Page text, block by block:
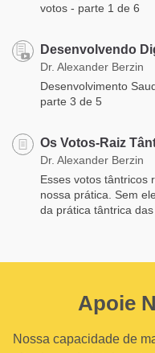
votos - parte 1 de 6
Desenvolvendo
Dr. Alexander Berzin
Desenvolvimento
parte 3 de 5
Os Votos-Raiz
Dr. Alexander Berzin
Esses votos tântricos
nossa prática. Sem
da prática tântrica
Apoie
Nossa capacidade de